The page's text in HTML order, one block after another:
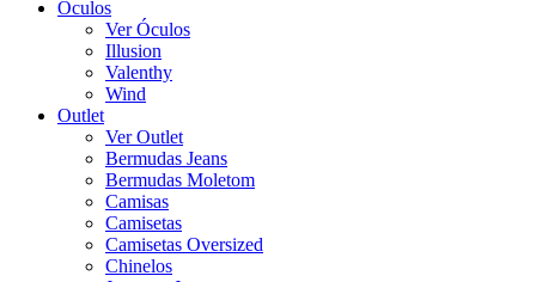
Óculos
Ver Óculos
Illusion
Valenthy
Wind
Outlet
Ver Outlet
Bermudas Jeans
Bermudas Moletom
Camisas
Camisetas
Camisetas Oversized
Chinelos